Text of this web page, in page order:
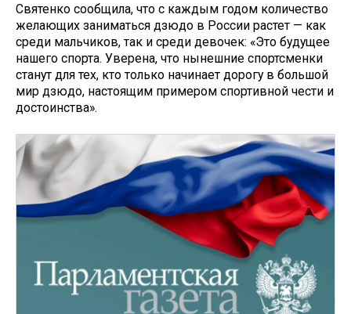
Святенко сообщила, что с каждым годом количество
желающих заниматься дзюдо в России растет — как
среди мальчиков, так и среди девочек: «Это будущее
нашего спорта. Уверена, что нынешние спортсменки
станут для тех, кто только начинает дорогу в большой
мир дзюдо, настоящим примером спортивной чести и
достоинства».